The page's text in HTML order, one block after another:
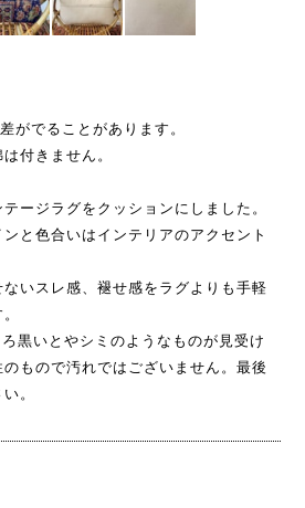
がでることがあります。
付きません。
ージラグをクッションにしました。
と色合いはインテリアのアクセント
いスレ感、褪せ感をラグよりも手軽
黒いとやシミのようなものが見受け
もので汚れではございません。最後
。